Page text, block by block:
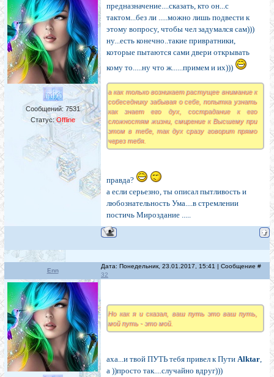
Сообщений: 7531
Статус:Offline
предназначение....сказать, кто он...с
тактом...без ли .....можно лишь подвести к
этому вопросу, чтобы чел задумался сам)))
ну...есть конечно..такие привратники,
которые пытаются сами двери открывать
кому то.....ну что ж......примем и их)))
а как только возникает растущее внимание к
собеседнику забывая о себе, попытка узнать
как знает его дух, сострадание к его
сложностям жизни, смирение к Высшему при
этом в тебе, так дух сразу говорит прямо
через тебя.
правда?
а если серьезно, ты описал пытливость и
любознательность Ума....в стремлении
постичь Мироздание .....
Enn
Дата: Понедельник, 23.01.2017, 15:41 | Сообщение #
32
Но как я и сказал, ваш путь это ваш путь,
мой путь - это мой.
аха...и твой ПУТЬ тебя привел к Пути Alktar,
а ))просто так....случайно вдруг)))